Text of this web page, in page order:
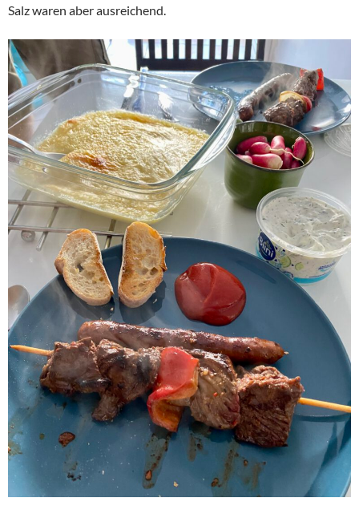
Salz waren aber ausreichend.